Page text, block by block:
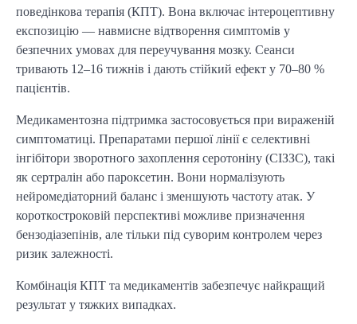
поведінкова терапія (КПТ). Вона включає інтероцептивну
експозицію — навмисне відтворення симптомів у
безпечних умовах для переучування мозку. Сеанси
тривають 12–16 тижнів і дають стійкий ефект у 70–80 %
пацієнтів.
Медикаментозна підтримка застосовується при вираженій
симптоматиці. Препаратами першої лінії є селективні
інгібітори зворотного захоплення серотоніну (СІЗЗС), такі
як сертралін або пароксетин. Вони нормалізують
нейромедіаторний баланс і зменшують частоту атак. У
короткостроковій перспективі можливе призначення
бензодіазепінів, але тільки під суворим контролем через
ризик залежності.
Комбінація КПТ та медикаментів забезпечує найкращий
результат у тяжких випадках.